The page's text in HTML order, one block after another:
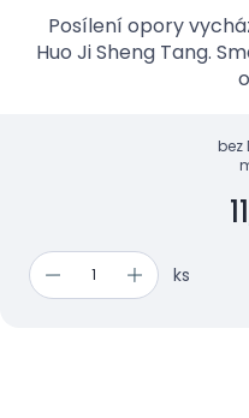
Posílení opory
Huo Ji Sheng Tang.
bez
ks